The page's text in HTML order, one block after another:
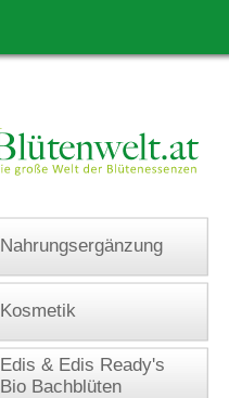
Nahrungsergänzung
Kosmetik
Edis & Edis Ready's
Bio Bachblüten